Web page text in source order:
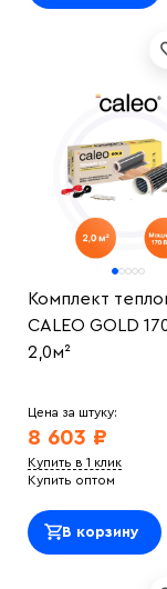
Комплект
CALEO GOLD
2,0м²
Цена за штуку:
8 603 ₽
Купить в 1 клик
Купить оптом
В корзину